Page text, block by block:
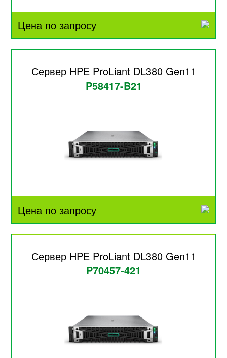
Цена по запросу
Сервер HPE ProLiant DL380 Gen11
P58417-B21
Цена по запросу
Сервер HPE ProLiant DL380 Gen11
P70457-421